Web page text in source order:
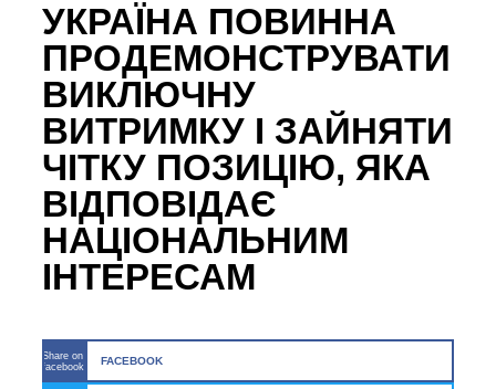
УКРАЇНА ПОВИННА
ПРОДЕМОНСТРУВАТИ
ВИКЛЮЧНУ
ВИТРИМКУ І ЗАЙНЯТИ
ЧІТКУ ПОЗИЦІЮ, ЯКА
ВІДПОВІДАЄ
НАЦІОНАЛЬНИМ
ІНТЕРЕСАМ
Share on
facebook
FACEBOOK